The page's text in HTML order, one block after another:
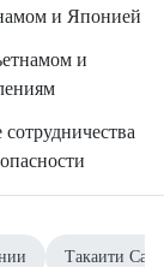
и Японией
и
Такаити